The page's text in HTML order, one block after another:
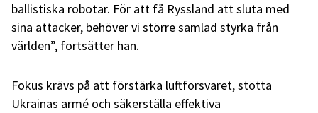
ballistiska robotar. För att få Ryssland att sluta med
sina attacker, behöver vi större samlad styrka från
världen”, fortsätter han.
Fokus krävs på att förstärka luftförsvaret, stötta
Ukrainas armé och säkerställa effektiva